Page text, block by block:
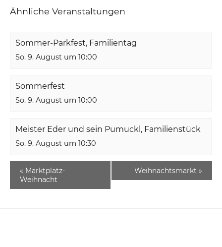
Ähnliche Veranstaltungen
Sommer-Parkfest, Familientag
So. 9. August um 10:00
Sommerfest
So. 9. August um 10:00
Meister Eder und sein Pumuckl, Familienstück
So. 9. August um 10:30
« Marktplatz-
Weihnacht
Weihnachtsmarkt »